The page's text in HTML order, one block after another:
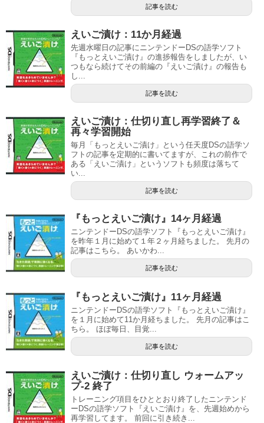
記事を読む
えいご漬け：11か月経過
先週水曜日の記事にニンテンドーDSの語学ソフト
『もっとえいご漬け』の進捗報告をしましたが、い
つもなら続けてその前編の『えいご漬け』の報告も
し...
記事を読む
えいご漬け：仕切り直し再学習終了＆
再々学習開始
毎月「もっとえいご漬け」という任天度DSの語学ソ
フトの記事を定期的に書いてますが、これの前作で
ある「えいご漬け」というソフトも頻度は落ちて
い...
記事を読む
『もっとえいご漬け』14ヶ月経過
ニンテンドーDSの語学ソフト『もっとえいご漬け』
を昨年１月に始めて１年２ヶ月経ちました。 先月の
記事はこちら。 あいかわ...
記事を読む
『もっとえいご漬け』11ヶ月経過
ニンテンドーDSの語学ソフト『もっとえいご漬け』
を１月に始めて11か月経ちました。 先月の記事はこ
ちら。 ほぼ毎日、目覚...
記事を読む
えいご漬け：仕切り直し ウォームアッ
プ-2 終了
トレーニング項目をひととおり終了したニンテンド
ーDSの語学ソフト『えいご漬け』を、先週始めから
再学習してます。 前回に引き続き...